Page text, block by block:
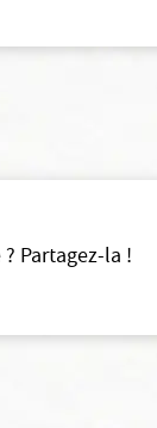
Partagez-la !